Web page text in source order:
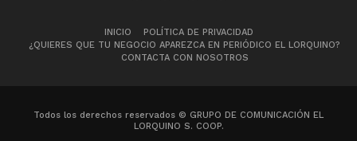
INICIO
POLÍTICA DE PRIVACIDAD
¿QUIERES QUE TU NEGOCIO APAREZCA EN PERIÓDICO EL LORQUINO?
CONTACTA CON NOSOTROS
Todos los derechos reservados © GRUPO DE COMUNICACIÓN EL
LORQUINO S. COOP.